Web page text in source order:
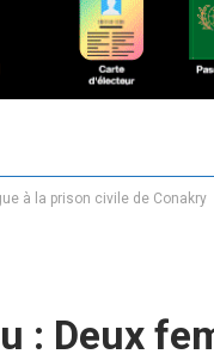
à la prison civile de Conakry
: Deux